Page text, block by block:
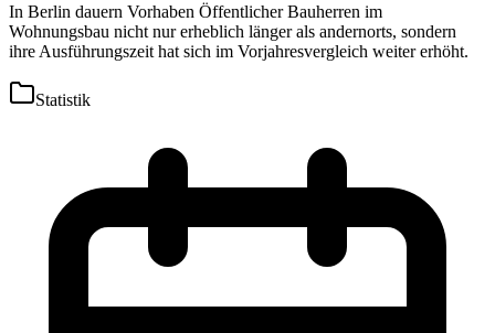
In Berlin dauern Vorhaben Öffentlicher Bauherren im
Wohnungsbau nicht nur erheblich länger als andernorts, sondern
ihre Ausführungszeit hat sich im Vorjahresvergleich weiter erhöht.
Statistik